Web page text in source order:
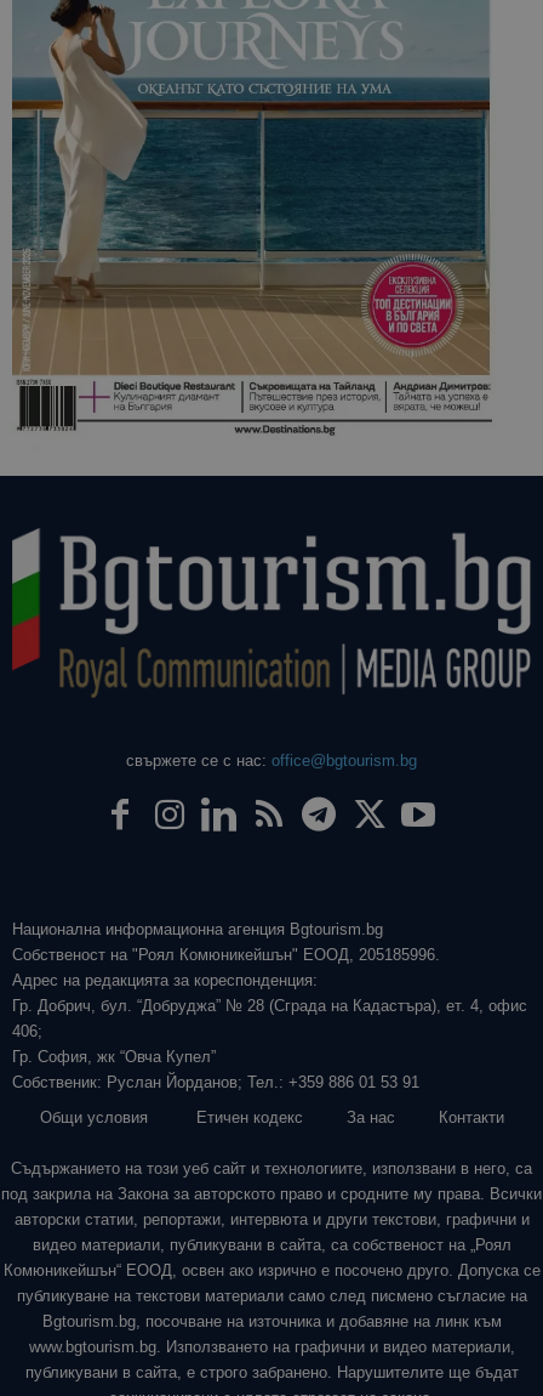
свържете се с нас: office@bgtourism.bg
Национална информационна агенция Bgtourism.bg
Собственост на "Роял Комюникейшън" ЕООД, 205185996.
Адрес на редакцията за кореспонденция:
Гр. Добрич, бул. “Добруджа” № 28 (Сграда на Кадастъра), ет. 4, офис
406;
Гр. София, жк “Овча Купел”
Собственик: Руслан Йорданов; Тел.: +359 886 01 53 91
Общи условия
Етичен кодекс За нас Контакти
Съдържанието на този уеб сайт и технологиите, използвани в него, са
под закрила на Закона за авторското право и сродните му права. Всички
авторски статии, репортажи, интервюта и други текстови, графични и
видео материали, публикувани в сайта, са собственост на „Роял
Комюникейшън“ ЕООД, освен ако изрично е посочено друго. Допуска се
публикуване на текстови материали само след писмено съгласие на
Bgtourism.bg, посочване на източника и добавяне на линк към
www.bgtourism.bg. Използването на графични и видео материали,
публикувани в сайта, е строго забранено. Нарушителите ще бъдат